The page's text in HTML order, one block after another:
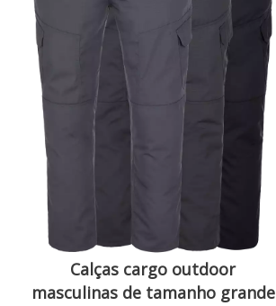
Calças cargo outdoor
masculinas de tamanho grande